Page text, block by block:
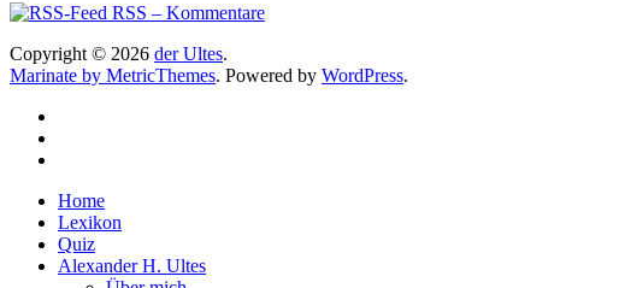
RSS – Kommentare
Copyright © 2026 der Ultes.
Marinate by MetricThemes. Powered by WordPress.
Home
Lexikon
Quiz
Alexander H. Ultes